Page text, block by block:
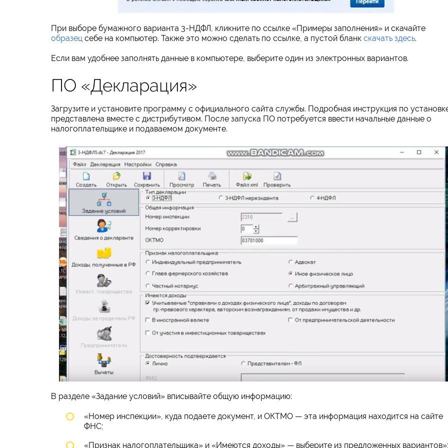
При выборе бумажного варианта 3-НДФЛ, кликните по ссылке «Примеры заполнения» и скачайте
образец себе на компьютер. Также это можно сделать по ссылке, а пустой бланк скачать здесь.
Если вам удобнее заполнять данные в компьютере, выберите один из электронных вариантов.
ПО «Декларация»
Загрузите и установите программу с официального сайта службы. Подробная инструкция по
представлена вместе с дистрибутивом. После запуска ПО потребуется ввести начальные данные о
налогоплательщике и подаваемом документе.
В разделе «Задание условий» вписывайте общую информацию:
«Номер инспекции», куда подаете документ, и ОКТМО — эта информация находится на сайте
ФНС;
«Признак налогоплательщика» и «Имеются доходы» — выберите из предложенных вариантов»;